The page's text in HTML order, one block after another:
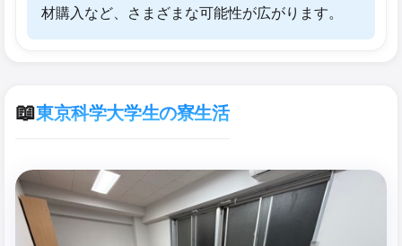
材購入など、さまざまな可能性が広がります。
📖東京科学大学生の寮生活